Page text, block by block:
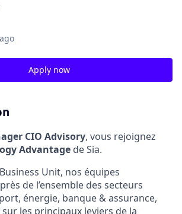
Apply now
CIO Advisory, vous rejoignez
Advantage de Sia.
Unit, nos équipes
de l’ensemble des secteurs
énergie, banque & assurance,
les principaux leviers de la